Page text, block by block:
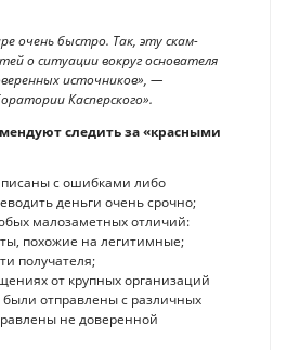
очень быстро. Так, эту скам-
о ситуации вокруг основателя
источников», —
Касперского».
следить за «красными
с ошибками либо
деньги очень срочно;
малозаметных отличий:
похожие на легитимные;
получателя;
от крупных организаций
отправлены с различных
не доверенной